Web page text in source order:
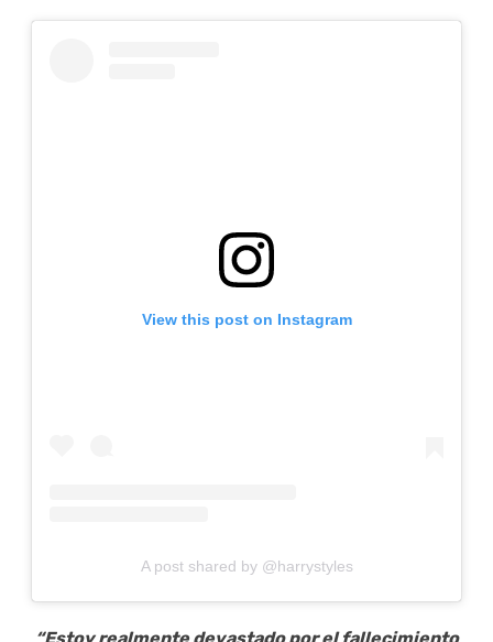
View this post on Instagram
A post shared by @harrystyles